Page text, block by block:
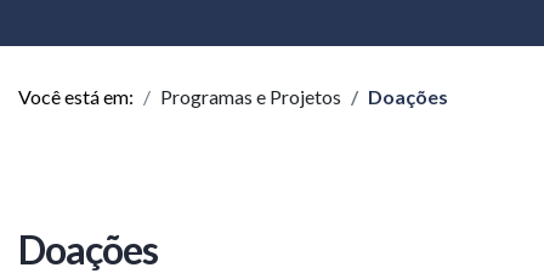
Você está em: Programas e Projetos Doações
Doações